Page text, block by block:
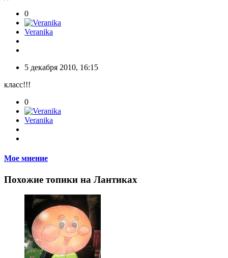
0
Veranika
5 декабря 2010, 16:15
класс!!!
0
Veranika
Мое мнение
Похожие топики на Лантиках